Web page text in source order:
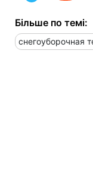
Більше по темі:
снегоуборочная